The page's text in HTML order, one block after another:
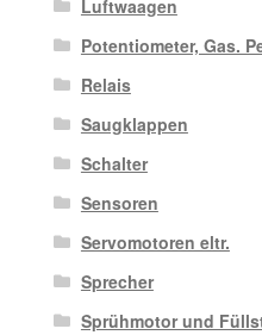
Luftwaagen
Potentiometer, Gas.
Relais
Saugklappen
Schalter
Sensoren
Servomotoren eltr.
Sprecher
Sprühmotor und